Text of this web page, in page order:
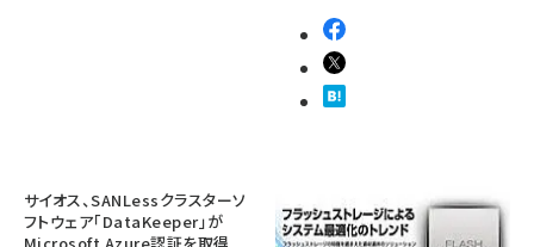
サイオス、SANLessクラスターソ
フトウェア「DataKeeper」が
Microsoft Azure認証を取得